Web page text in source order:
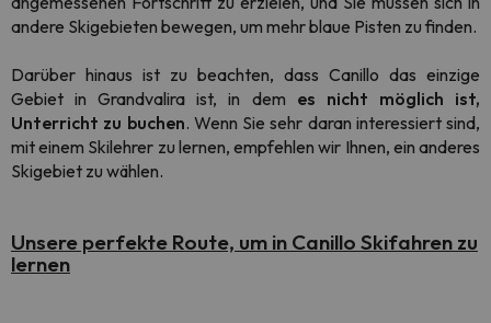
andere Skigebieten bewegen, um mehr blaue Pisten zu finden.
Darüber hinaus ist zu beachten, dass Canillo das einzige
Gebiet in Grandvalira ist, in dem es nicht möglich ist,
Unterricht zu buchen. Wenn Sie sehr daran interessiert sind,
mit einem Skilehrer zu lernen, empfehlen wir Ihnen, ein anderes
Skigebiet zu wählen.
Unsere perfekte Route, um in Canillo Skifahren zu
lernen